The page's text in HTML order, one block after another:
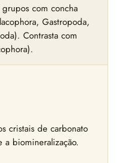
com concha
Gastropoda,
Contrasta com
cristais de carbonato
biomineralização.